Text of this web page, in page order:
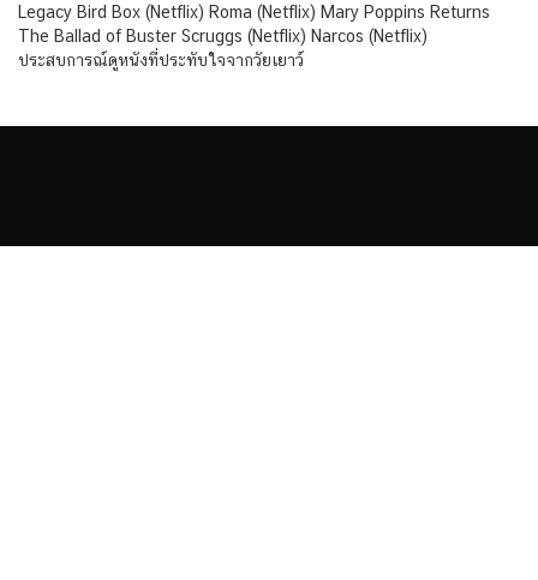
Legacy Bird Box (Netflix) Roma (Netflix) Mary Poppins Returns
The Ballad of Buster Scruggs (Netflix) Narcos (Netflix)
ประสบการณ์ดูหนังที่ประทับใจจากวัยเยาว์